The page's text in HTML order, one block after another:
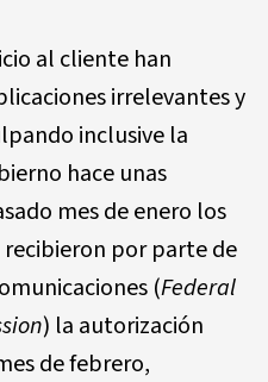
al cliente han
irrelevantes y
inclusive la
hace unas
mes de enero los
por parte de
(Federal
) la autorización
de febrero,